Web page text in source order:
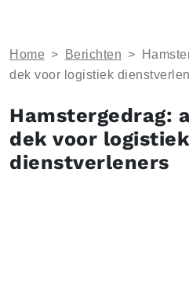
Home > Berichten >
dek voor logistiek
Hamstergedrag:
dek voor logistiek
dienstverleners